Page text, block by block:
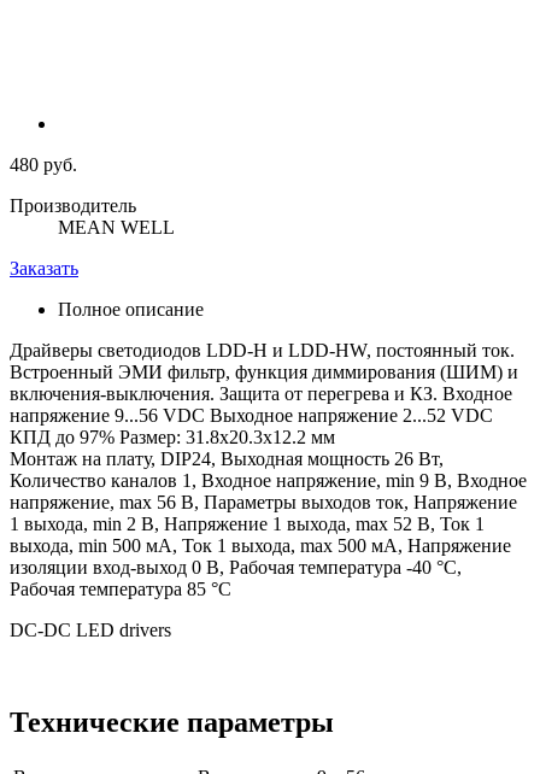
480 руб.
Производитель
MEAN WELL
Заказать
Полное описание
Драйверы светодиодов LDD-H и LDD-HW, постоянный ток.
Встроенный ЭМИ фильтр, функция диммирования (ШИМ) и
включения-выключения. Защита от перегрева и КЗ. Входное
напряжение 9...56 VDC Выходное напряжение 2...52 VDC
КПД до 97% Размер: 31.8х20.3х12.2 мм
Монтаж на плату, DIP24, Выходная мощность 26 Вт,
Количество каналов 1, Входное напряжение, min 9 В, Входное
напряжение, max 56 В, Параметры выходов ток, Напряжение
1 выхода, min 2 В, Напряжение 1 выхода, max 52 В, Ток 1
выхода, min 500 мА, Ток 1 выхода, max 500 мА, Напряжение
изоляции вход-выход 0 В, Рабочая температура -40 °C,
Рабочая температура 85 °C
DC-DC LED drivers
Технические параметры